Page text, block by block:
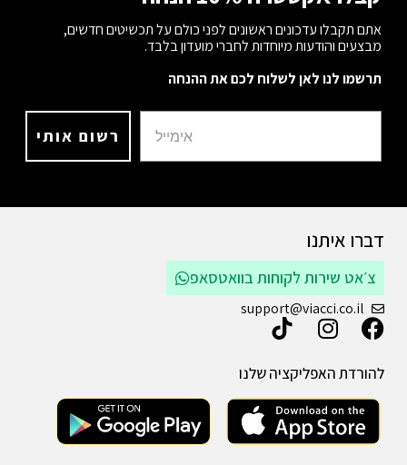
דברו איתנו
צ׳אט שירות לקוחות בוואטסאפ
support@viacci.co.il
להורדת האפליקציה שלנו
אתם תקבלו עדכונים ראשונים לפני כולם על תכשיטים חדשים,
מבצעים והודעות מיוחדות לחברי מועדון בלבד.
תרשמו לנו לאן לשלוח לכם את ההנחה
רשום אותי